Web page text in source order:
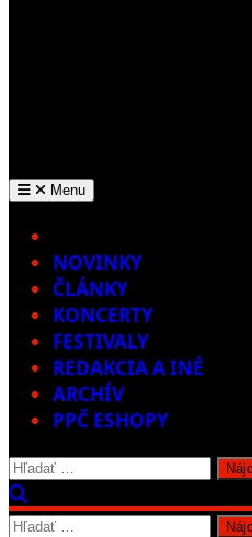
Menu
NOVINKY
ČLÁNKY
KONCERTY
FESTIVALY
REDAKCIA A INÉ
ARCHÍV
PPČ ESHOPY
Hľadať:
Hľadať: